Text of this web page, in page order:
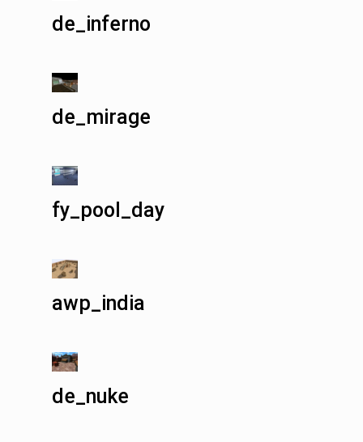
de_inferno
de_mirage
fy_pool_day
awp_india
de_nuke